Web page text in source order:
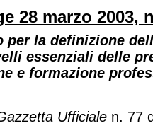
28 marzo 2003,
per la definizione
essenziali delle
e formazione
Ufficiale n. 77